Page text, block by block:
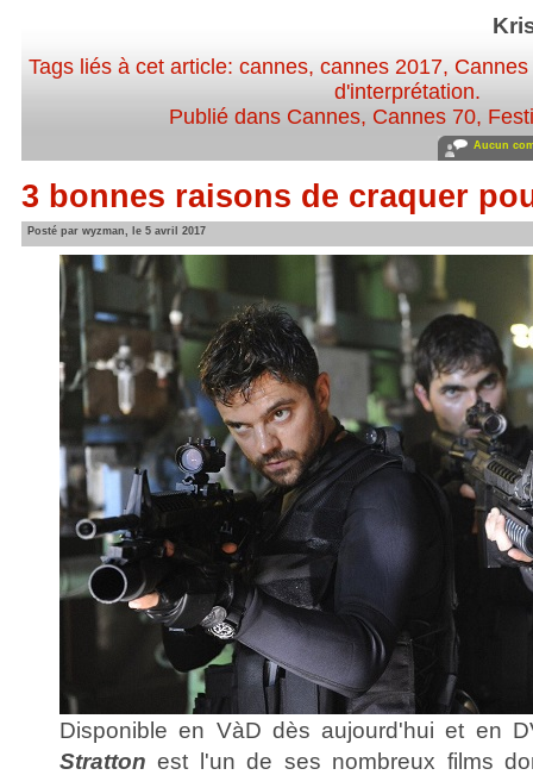
Tags liés à cet article: cannes, cannes 2017, Cannes
d'interprétation.
Publié dans Cannes, Cannes 70,
Aucun
3 bonnes raisons de craquer
Posté par wyzman, le 5 avril 2017
Disponible en VàD dès aujourd'hui et en
Strattonest l'un de ses nombreux films